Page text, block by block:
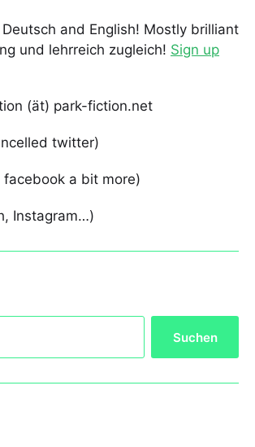
and English! Mostly brilliant
und lehrreich zugleich! Sign up
(ät) park-fiction.net
twitter)
facebook a bit more)
Instagram…)